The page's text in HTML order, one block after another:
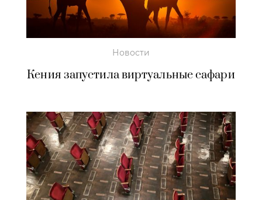
Новости
Кения запустила виртуальные сафари